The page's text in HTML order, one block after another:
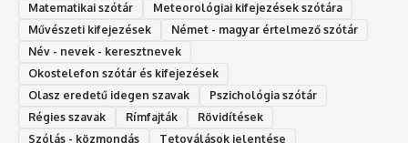
Matematikai szótár
Meteorológiai kifejezések szótára
Művészeti kifejezések
Német - magyar értelmező szótár
Név - nevek - keresztnevek
Okostelefon szótár és kifejezések
Olasz eredetű idegen szavak
Ps‮gólohciz‬ia s‮átóz‬r
Régies szavak
Rímfajták
Rövidítések
Szólás - közmondás
Tetoválások jelentése